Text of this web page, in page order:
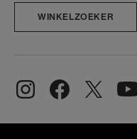
WINKELZOEKER